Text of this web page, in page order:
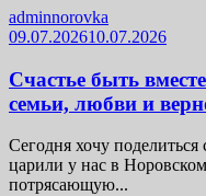
adminnorovka
09.07.202610.07.2026
Счастье быть
семьи, любви и
Сегодня хочу
царили у нас в
потрясающую...